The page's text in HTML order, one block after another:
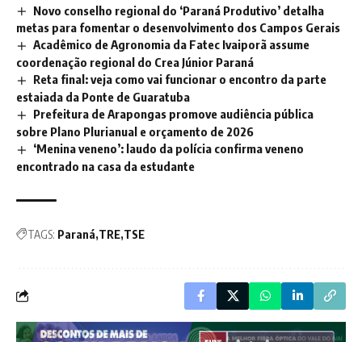
Novo conselho regional do ‘Paraná Produtivo’ detalha
metas para fomentar o desenvolvimento dos Campos Gerais
Acadêmico de Agronomia da Fatec Ivaiporã assume
coordenação regional do Crea Júnior Paraná
Reta final: veja como vai funcionar o encontro da parte
estaiada da Ponte de Guaratuba
Prefeitura de Arapongas promove audiência pública
sobre Plano Plurianual e orçamento de 2026
‘Menina veneno’: laudo da polícia confirma veneno
encontrado na casa da estudante
TAGS: Paraná TRE TSE